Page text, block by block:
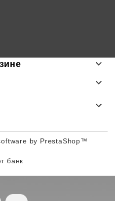



by PrestaShop™
банк